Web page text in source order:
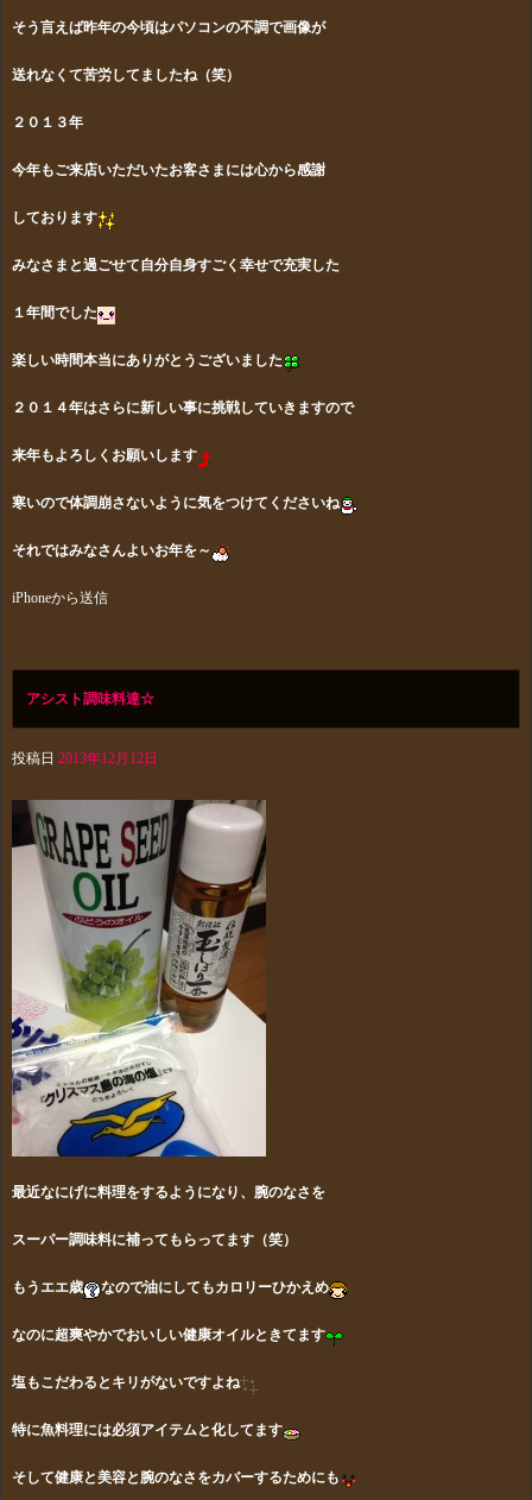
そう言えば昨年の今頃はパソコンの不調で画像が
送れなくて苦労してましたね（笑）
２０１３年
今年もご来店いただいたお客さまには心から感謝
しております
みなさまと過ごせて自分自身すごく幸せで充実した
１年間でした
楽しい時間本当にありがとうございました
２０１４年はさらに新しい事に挑戦していきますので
来年もよろしくお願いします
寒いので体調崩さないように気をつけてくださいね
それではみなさんよいお年を～
iPhoneから送信
アシスト調味料達☆
投稿日 2013年12月12日
最近なにげに料理をするようになり、腕のなさを
スーパー調味料に補ってもらってます（笑）
もうエエ歳 なので油にしてもカロリーひかえめ
なのに超爽やかでおいしい健康オイルときてます
塩もこだわるとキリがないですよね
特に魚料理には必須アイテムと化してます
そして健康と美容と腕のなさをカバーするためにも